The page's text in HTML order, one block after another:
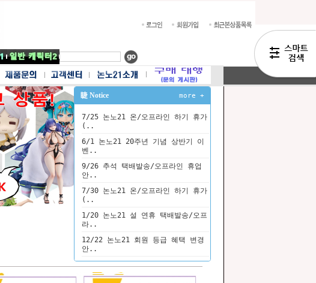
睫 Notice more +
7/25 논노21 온/오프라인 하기 휴가
(..
6/1 논노21 20주년 기념 상반기 이
벤..
9/26 추석 택배발송/오프라인 휴업
안..
7/30 논노21 온/오프라인 하기 휴가
(..
1/20 논노21 설 연휴 택배발송/오프
라..
12/22 논노21 회원 등급 혜택 변경
안..